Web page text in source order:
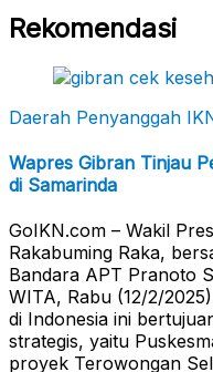
Rekomendasi
Daerah Penyanggah
Wapres Gibran Tinjau
di Samarinda
GoIKN.com – Wakil
Rakabuming Raka,
Bandara APT Pranoto
WITA, Rabu (12/2/
di Indonesia ini
strategis, yaitu
proyek Terowongan